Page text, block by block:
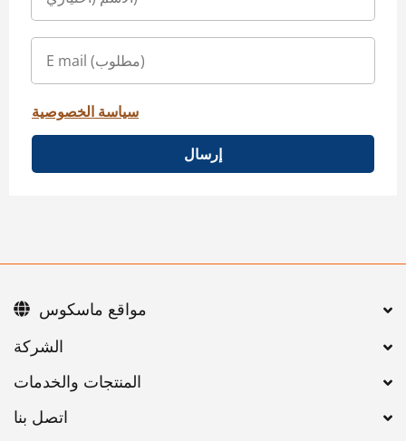
سياسة الخصوصية
إرسال
اتصل بنا
مواقع ماسكوس